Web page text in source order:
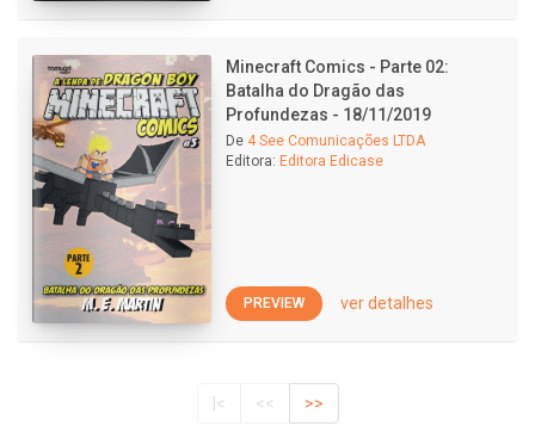
Minecraft Comics - Parte 02:
Batalha do Dragão das
Profundezas - 18/11/2019
De 4 See Comunicações LTDA
Editora: Editora Edicase
PREVIEW ver detalhes
|< << >>